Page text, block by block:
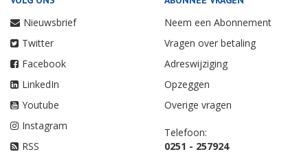
Nieuwsbrief
Twitter
Facebook
LinkedIn
Youtube
Instagram
RSS
Neem een Abonnement
Vragen over betaling
Adreswijziging
Opzeggen
Overige vragen
Telefoon:
0251 - 257924